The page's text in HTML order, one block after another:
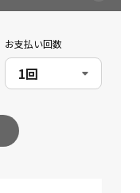
お支払い回数